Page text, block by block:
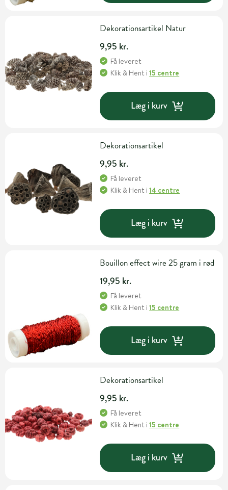
Dekorationsartikel Natur
9,95 kr.
Få leveret
Klik & Hent i15 centre
Læg i kurv
Dekorationsartikel
9,95 kr.
Få leveret
Klik & Hent i14 centre
Læg i kurv
Bouillon effect wire 25 gram i rød
19,95 kr.
Få leveret
Klik & Hent i15 centre
Læg i kurv
Dekorationsartikel
9,95 kr.
Få leveret
Klik & Hent i15 centre
Læg i kurv